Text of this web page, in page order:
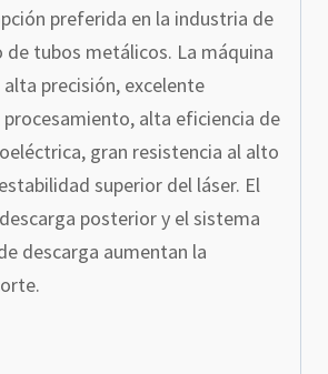
preferida en la industria de
de tubos metálicos. La máquina
precisión, excelente
alta eficiencia de
gran resistencia al alto
superior del láser. El
posterior y el sistema
descarga aumentan la